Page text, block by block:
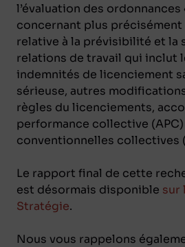
l’évaluation des ordonnances
concernant plus précisément
relative à la prévisibilité et la
relations de travail qui inclut
indemnités de licenciement
sérieuse, autres
règles du licenciements,
performance collective
conventionnelles collectives
Le rapport final de cette
est désormais disponible sur
Stratégie.
Nous vous rappelons